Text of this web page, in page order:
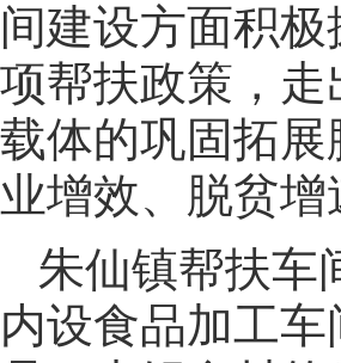
间建设方面积
项帮扶政策，
载体的巩固拓
业增效、脱贫增
朱仙镇帮扶车
内设食品加工